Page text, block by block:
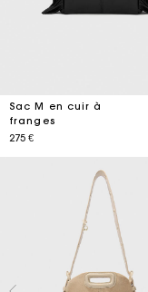
Sac M en cuir à
franges
275 €